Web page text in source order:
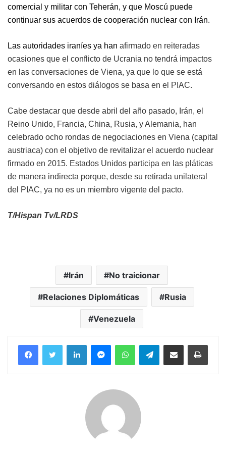
comercial y militar con Teherán, y que Moscú puede
continuar sus acuerdos de cooperación nuclear con Irán.
Las autoridades iraníes ya han afirmado en reiteradas
ocasiones que el conflicto de Ucrania no tendrá impactos
en las conversaciones de Viena, ya que lo que se está
conversando en estos diálogos se basa en el PIAC.
Cabe destacar que desde abril del año pasado, Irán, el
Reino Unido, Francia, China, Rusia, y Alemania, han
celebrado ocho rondas de negociaciones en Viena (capital
austriaca) con el objetivo de revitalizar el acuerdo nuclear
firmado en 2015. Estados Unidos participa en las pláticas
de manera indirecta porque, desde su retirada unilateral
del PIAC, ya no es un miembro vigente del pacto.
T/Hispan Tv/LRDS
Irán No traicionar
Relaciones Diplomáticas Rusia
Venezuela
FacebookTwitter LinkedInMessengerWhatsAppTelegramCompartir por correo electrónico